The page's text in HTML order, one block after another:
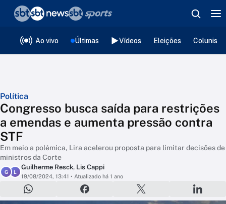
Ao vivo Últimas Vídeos Eleições
Política
Congresso busca saída para restrições
a emendas e aumenta pressão contra
STF
Em meio a polêmica, Lira acelerou proposta para limitar decisões de
ministros da Corte
G L
Guilherme Resck, Lis Cappi
19/08/2024, 13:41 • Atualizado há 1 ano
❮voltar
Editorias